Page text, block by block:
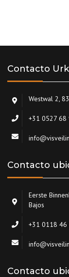
Contacto Urk
Westwal 2,
+31 0527 68
Contacto
Eerste
Bajos
+31 0118 46
Contacto